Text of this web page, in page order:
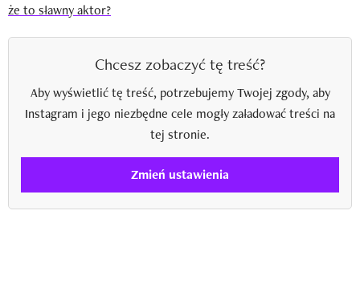
że to sławny aktor?
Chcesz zobaczyć tę treść?
Aby wyświetlić tę treść, potrzebujemy Twojej zgody, aby
Instagram i jego niezbędne cele mogły załadować treści na
tej stronie.
Zmień ustawienia